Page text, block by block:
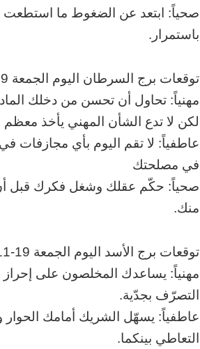
صحياً: ابتعد عن الضغوط ما استطعت
باستمرار.
توقعات برج السرطان اليوم الجمعة 19-11-2021
مهنياً: تحاول أن تحسن من دخلك
لكن لا تدع الشأن المهني يأخذ
عاطفياً: لا تقم اليوم بأي مجازفات
في مصلحتك
صحياً: حكّم عقلك وشغل فكرك قبل أن
منك.
توقعات برج الأسد اليوم الجمعة 19-11-2021
مهنياً: يساعدك المخلصون على إحراز
التصرّف بجدّية.
عاطفياً: يسهّل الشريك أمامك
التعاطي بينكما.